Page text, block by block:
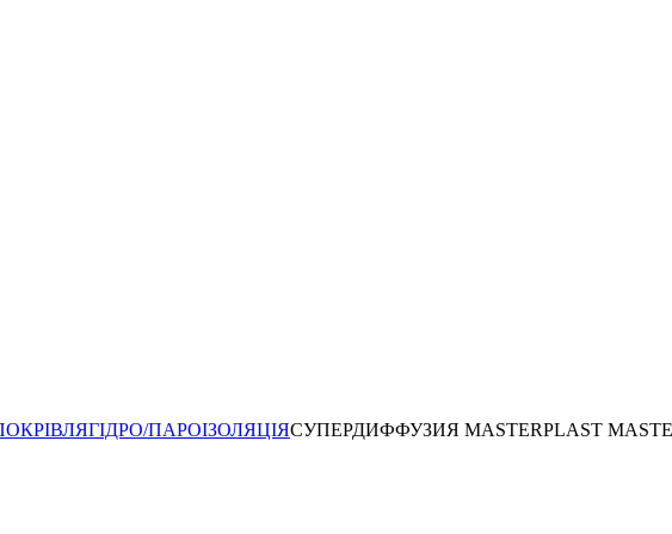
ГІДРО/ПАРОІЗОЛЯЦІЯСУПЕРДИФФУЗИЯ MASTERPLAST